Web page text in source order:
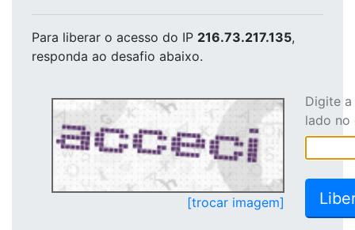
Para liberar o acesso do IP 216.73.217.135,
responda ao desafio abaixo.
[trocar imagem]
Digite
lado no